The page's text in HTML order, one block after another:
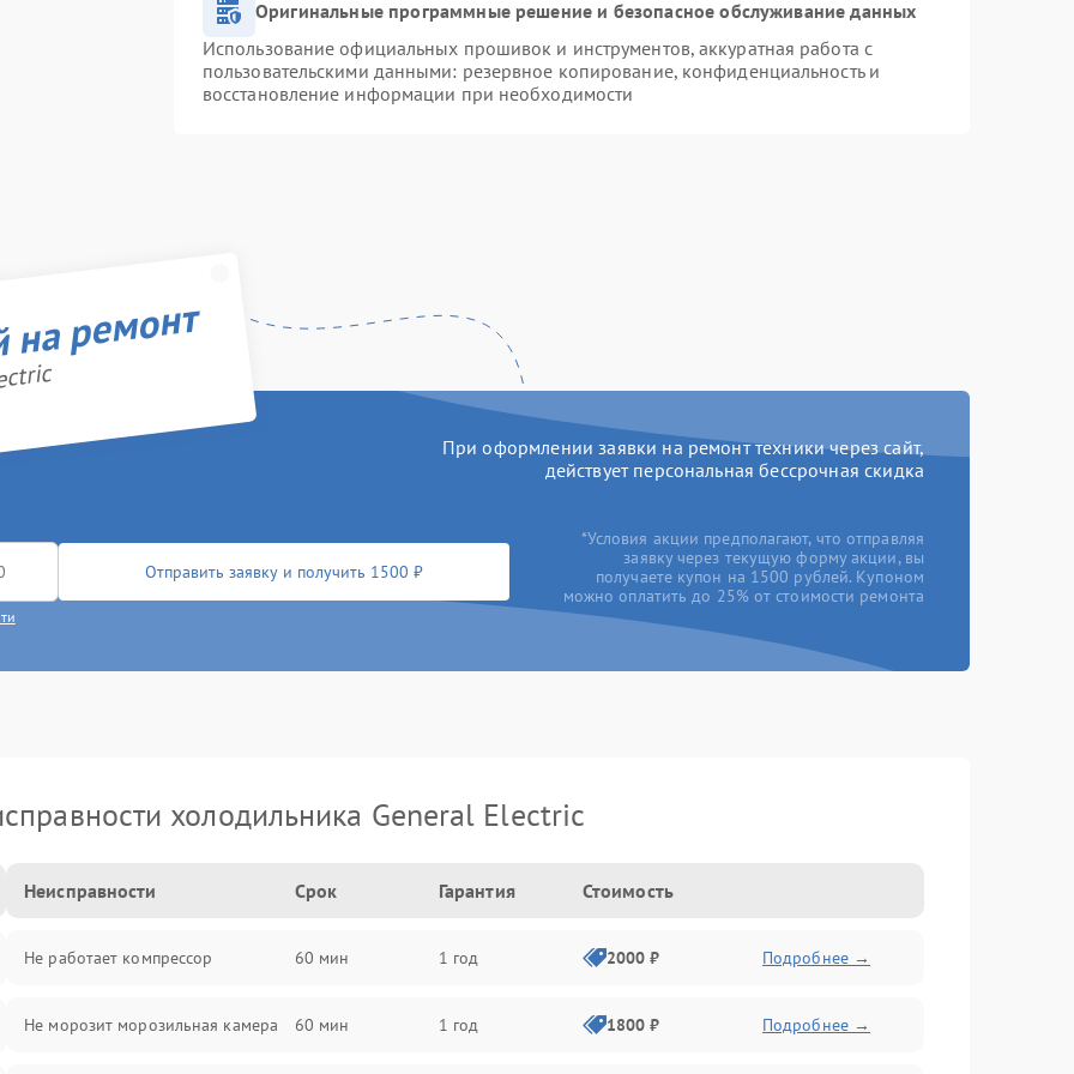
Оригинальные программные решение и безопасное обслуживание данных
Использование официальных прошивок и инструментов, аккуратная работа с
пользовательскими данными: резервное копирование, конфиденциальность и
восстановление информации при необходимости
ремонт
При оформлении заявки на ремонт техники через сайт,
действует персональная бессрочная скидка
Отправить заявку и получить 1500 ₽
*Условия акции предполагают, что отправляя
заявку через текущую форму акции, вы
получаете купон на 1500 рублей. Купоном
можно оплатить до 25% от стоимости ремонта
холодильника General Electric
Неисправности Срок Гарантия Стоимость
Не работает компрессор 60 мин 1 год 2000 ₽ Подробнее →
Не морозит морозильная камера 60 мин 1 год 1800 ₽ Подробнее →